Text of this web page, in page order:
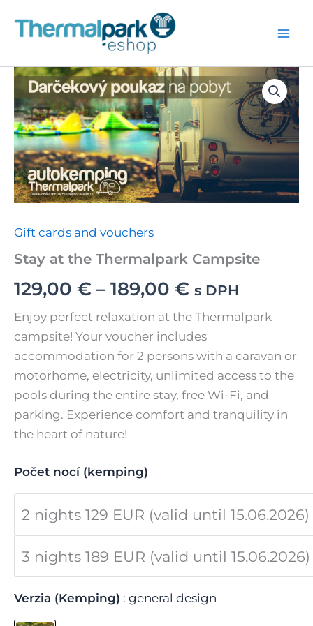
Gift cards and vouchers
Stay at the Thermalpark Campsite
129,00 € – 189,00 € Price
range:
129,00 €
through
189,00 €
s DPH
Enjoy perfect relaxation at the Thermalpark
campsite! Your voucher includes
accommodation for 2 persons with a caravan or
motorhome, electricity, unlimited access to the
pools during the entire stay, free Wi-Fi, and
parking. Experience comfort and tranquility in
the heart of nature!
Počet nocí (kemping)
2 nights 129 EUR (valid until 15.06.2026)
3 nights 189 EUR (valid until 15.06.2026)
Verzia (Kemping) general design